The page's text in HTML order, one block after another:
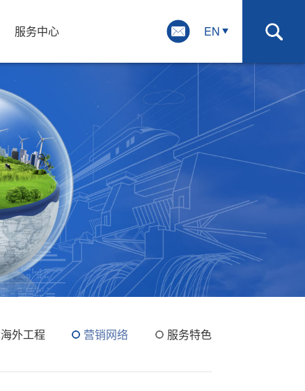
服务中心 EN
海外工程 营销网络 服务特色